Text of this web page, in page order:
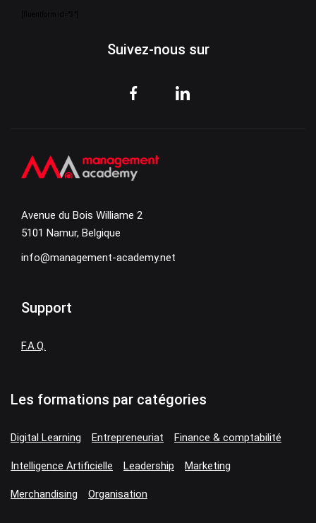
Suivez-nous sur
Avenue du Bois Williame 2
5101 Namur, Belgique
info@management-academy.net
Support
F.A.Q.
Les formations par catégories
Digital Learning Entrepreneuriat Finance & comptabilité
Intelligence Artificielle Leadership Marketing
Merchandising Organisation